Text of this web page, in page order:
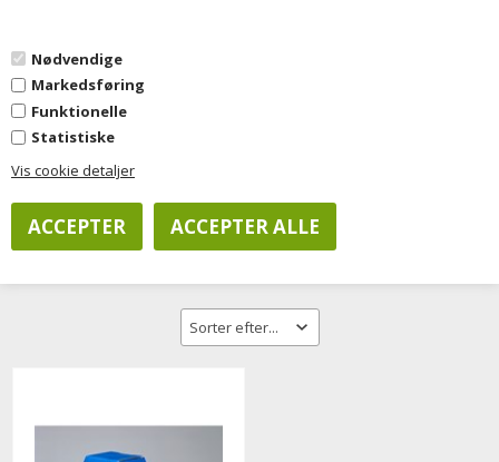
Nødvendige
Markedsføring
Funktionelle
Statistiske
Vis cookie detaljer
Forside»Diverse
Diverse